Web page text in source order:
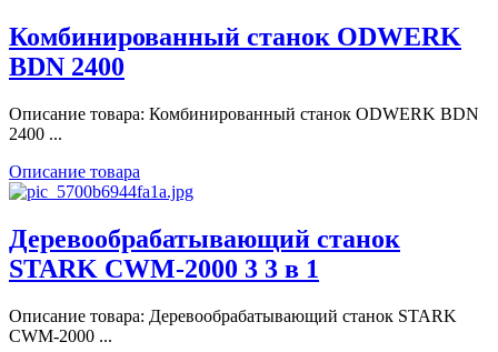
Комбинированный станок ODWERK
BDN 2400
Описание товара: Комбинированный станок ODWERK BDN
2400 ...
Описание товара
Деревообрабатывающий станок
STARK CWM-2000 3 3 в 1
Описание товара: Деревообрабатывающий станок STARK
CWM-2000 ...